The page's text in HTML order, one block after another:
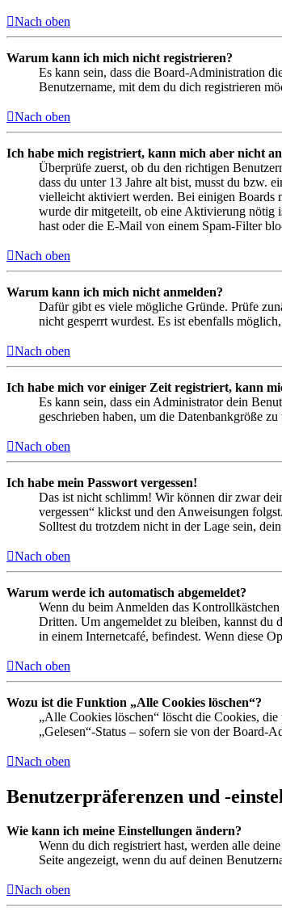
Nach oben
Warum kann ich mich nicht registrieren?
Es kann sein, dass die Board-Administration
Benutzername, mit dem du dich registrieren
Nach oben
Ich habe mich registriert, kann mich aber nicht
Überprüfe zuerst, ob du den richtigen
dass du unter 13 Jahre alt bist, musst du bzw.
vielleicht aktiviert werden. Bei einigen Boards
wurde dir mitgeteilt, ob eine Aktivierung nötig
hast oder die E-Mail von einem Spam-Filter
Nach oben
Warum kann ich mich nicht anmelden?
Dafür gibt es viele mögliche Gründe. Prüfe
nicht gesperrt wurdest. Es ist ebenfalls
Nach oben
Ich habe mich vor einiger Zeit registriert, kann
Es kann sein, dass ein Administrator dein
geschrieben haben, um die Datenbankgröße
Nach oben
Ich habe mein Passwort vergessen!
Das ist nicht schlimm! Wir können dir zwar
vergessen“ klickst und den Anweisungen
Solltest du trotzdem nicht in der Lage sein,
Nach oben
Warum werde ich automatisch abgemeldet?
Wenn du beim Anmelden das
Dritten. Um angemeldet zu bleiben, kannst du
in einem Internetcafé, befindest. Wenn diese
Nach oben
Wozu ist die Funktion „Alle Cookies löschen“?
„Alle Cookies löschen“ löscht die Cookies,
„Gelesen“-Status – sofern sie von der Board-
Nach oben
Benutzerpräferenzen und -
Wie kann ich meine Einstellungen ändern?
Wenn du dich registriert hast, werden alle
Seite angezeigt, wenn du auf deinen
Nach oben